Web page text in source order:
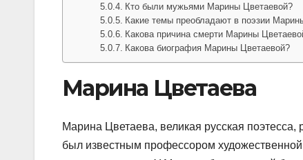
Кто были мужьями Марины Цветаевой?
Какие темы преобладают в поэзии
Какова причина смерти Марины
Какова биография Марины Цветаевой?
Марина Цветаева
Марина Цветаева, великая русская
был известным профессором